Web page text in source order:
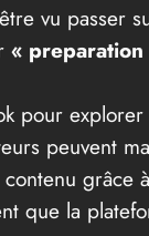
vu passer
«
pour
peuvent
grâce
que la